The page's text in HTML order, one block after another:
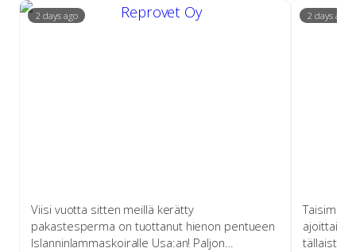
Viimeisimmät päivitykset
2 days ago
Viisi vuotta sitten meillä kerätty
pakastesperma on tuottanut hienon pentueen
Islanninlammaskoiralle Usa:an! Paljon…
2 days ago
ajoittain
tällaista